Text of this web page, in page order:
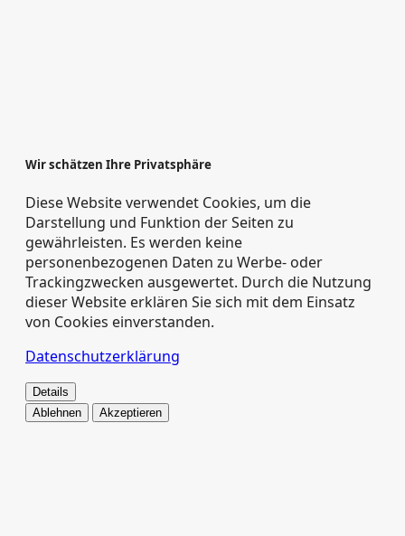
Wir schätzen Ihre Privatsphäre
Diese Website verwendet Cookies, um die
Darstellung und Funktion der Seiten zu
gewährleisten. Es werden keine
personenbezogenen Daten zu Werbe‑ oder
Trackingzwecken ausgewertet. Durch die Nutzung
dieser Website erklären Sie sich mit dem Einsatz
von Cookies einverstanden.
Datenschutzerklärung
Details
Ablehnen
Akzeptieren